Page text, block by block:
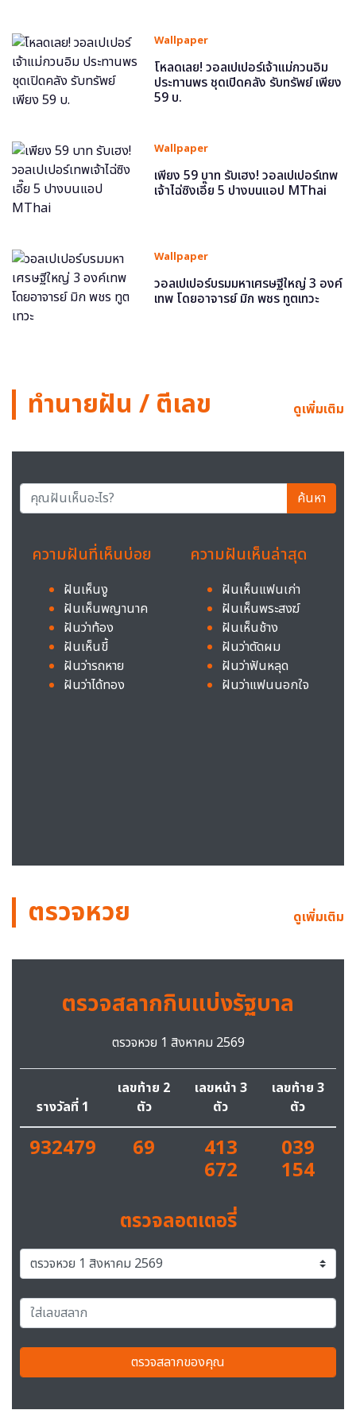
Wallpaper
โหลดเลย! วอลเปเปอร์เจ้าแม่กวนอิม
ประทานพร ชุดเปิดคลัง รับทรัพย์ เพียง
59 บ.
Wallpaper
เพียง 59 บาท รับเฮง! วอลเปเปอร์เทพ
เจ้าไฉ่ซิงเอี๊ย 5 ปางบนแอป MThai
Wallpaper
วอลเปเปอร์บรมมหาเศรษฐีใหญ่ 3 องค์
เทพ โดยอาจารย์ มิก พชร ทูตเทวะ
ทำนายฝัน / ตีเลข ดูเพิ่มเติม
ค้นหา
ความฝันที่เห็นบ่อย
ฝันเห็นงู
ฝันเห็นพญานาค
ฝันว่าท้อง
ฝันเห็นขี้
ฝันว่ารถหาย
ฝันว่าได้ทอง
ความฝันเห็นล่าสุด
ฝันเห็นแฟนเก่า
ฝันเห็นพระสงฆ์
ฝันเห็นช้าง
ฝันว่าตัดผม
ฝันว่าฟันหลุด
ฝันว่าแฟนนอกใจ
ตรวจหวย ดูเพิ่มเติม
ตรวจสลากกินแบ่งรัฐบาล
ตรวจหวย 1 สิงหาคม 2569
รางวัลที่ 1
เลขท้าย 2
ตัว
เลขหน้า 3
ตัว
เลขท้าย 3
ตัว
932479 69 413
672
039
154
ตรวจลอตเตอรี่
ตรวจสลากของคุณ